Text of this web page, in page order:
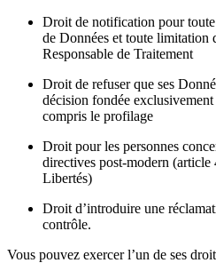
Droit de notification pour
de Données et toute limitation
Responsable de Traitement
Droit de refuser que ses
décision fondée
compris le profilage
Droit pour les personnes
directives post-modern
Libertés)
Droit d’introduire une
contrôle.
Vous pouvez exercer l’un de ses